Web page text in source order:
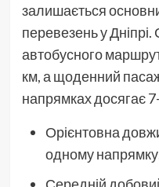
залишається
перевезень у
автобусного
км, а щоденний
напрямках досягає
Орієнтовна
одному